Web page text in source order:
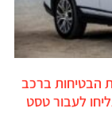
הבטיחות ברכב
לעבור טסט